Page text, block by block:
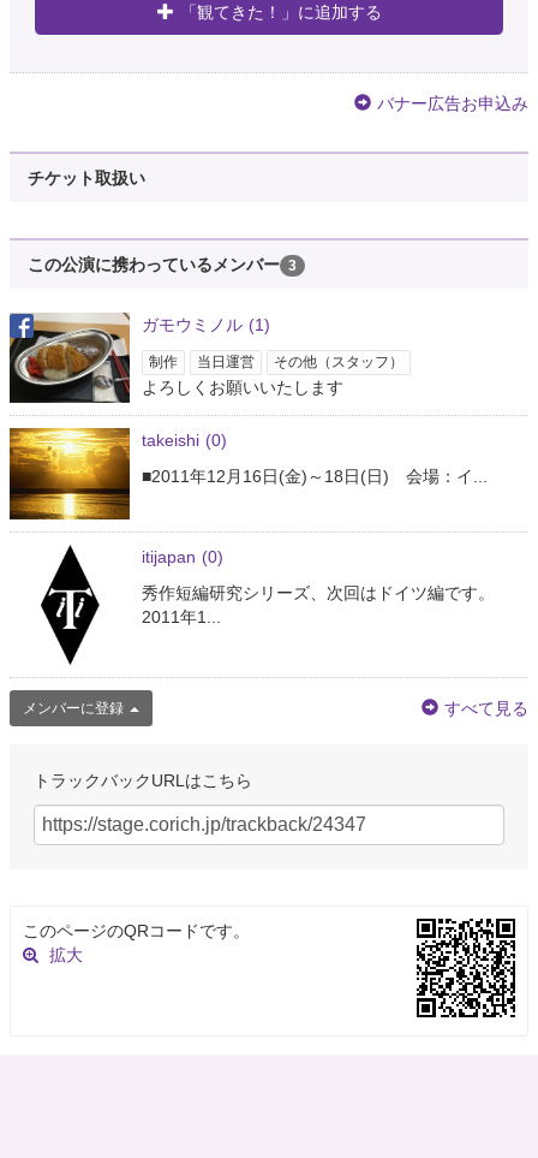
「観てきた！」に追加する
バナー広告お申込み
チケット取扱い
この公演に携わっているメンバー 3
ガモウミノル (1)
制作 当日運営 その他（スタッフ）
よろしくお願いいたします
takeishi (0)
■2011年12月16日(金)～18日(日) 会場：イ...
itijapan (0)
秀作短編研究シリーズ、次回はドイツ編です。
2011年1...
メンバーに登録 すべて見る
トラックバックURLはこちら
このページのQRコードです。
拡大